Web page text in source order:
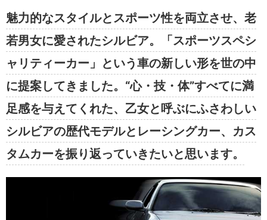
魅力的なスタイルとスポーツ性を両立させ、老
若男女に愛されたシルビア。「スポーツスペシ
ャリティーカー」という車の新しい形を世の中
に提案してきました。“心・技・体”すべてに満
足感を与えてくれた、乙女と呼ぶにふさわしい
シルビアの歴代モデルとレーシングカー、カス
タムカーを振り返っていきたいと思います。